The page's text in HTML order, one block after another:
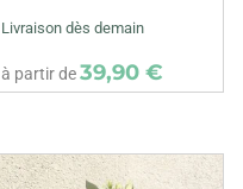
Livraison dès demain
à partir de39,90 €